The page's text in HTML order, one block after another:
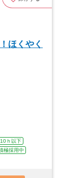
ほくやく
ｈ以下
極採用中